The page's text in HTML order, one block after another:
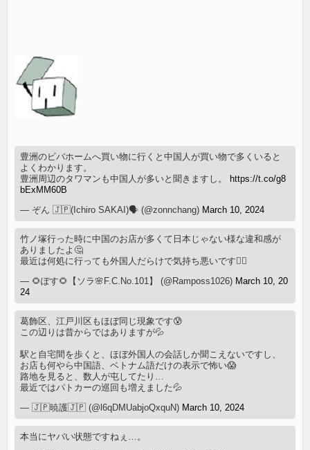
豊洲のビバホームへ買い物に行くと中国人が買い物で多くいると
よくわかります。
豊洲周辺のタワマンも中国人が多いと聞きますし。 https://t.co/g8
bExMM60B
— ぞん 🇯🇵(Ichiro SAKAI)🗣 (@zonnchang) March 10, 2024
竹ノ塚行った時に中国のお店が多くて日本じゃない様な違和感が
ありましたよ🤔
最近は何処に行っても外国人だらけで気持ち悪いです😮‍💨
— 🌻ぽす🌻【ソラ🌸F.C.No.101】 (@Ramposs1026) March 10, 20
24
葛飾区、江戸川区もほぼ同じ現象です😰
この辺りは昔からではありますが💦
駅と自宅間を歩くと、ほぼ外国人の会話しか聞こえないですし、
お店も何やら中国語、ベトナム語だけの表示で怖い😱
路地を見ると、数人が屯してたり…
最近ではパトカーの巡回も増えました💦
— 🇯🇵暁護🇯🇵 (@l6qDMUabjoQxquN) March 10, 2024
本当にヤバい状態ですねぇ…。